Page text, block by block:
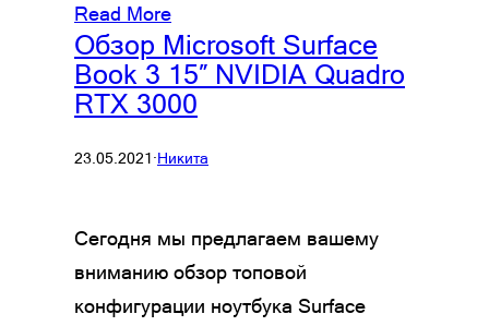
Read More
Обзор Microsoft Surface
Book 3 15″ NVIDIA Quadro
RTX 3000
23.05.2021·Никита
Сегодня мы предлагаем вашему
вниманию обзор топовой
конфигурации ноутбука Surface